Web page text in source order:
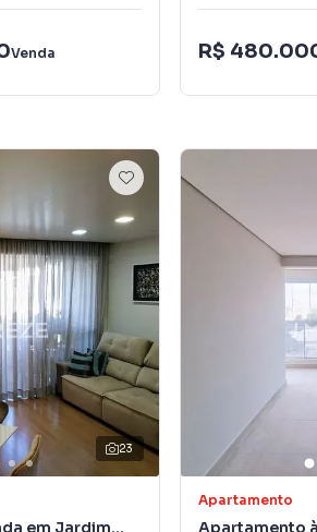
Venda R$
23
em Jardim
Apartamento
Apartamento